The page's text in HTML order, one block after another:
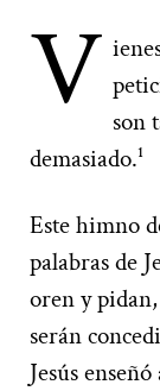
V son
demasiado.¹
Este himno
palabras de
oren y
serán
Jesús